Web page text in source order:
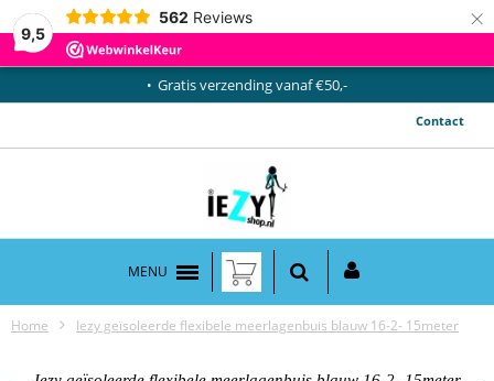
9,5
562 Reviews ×
Gratis verzending vanaf €50,-
Contact
MENU
Home Iezy geïsoleerde flexibele meerlagenbuis blauw 16-2- 15meter